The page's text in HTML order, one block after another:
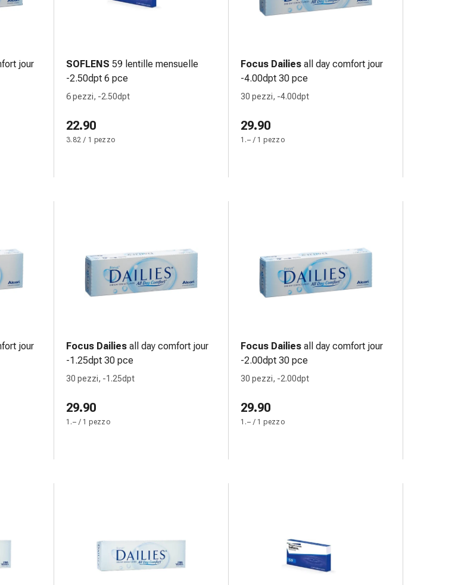
jour
SOFLENS 59 lentille mensuelle
-2.50dpt 6 pce
6 pezzi, -2.50dpt
22.90
3.82 / 1 pezzo
Focus Dailies all day comfort jour
-4.00dpt 30 pce
30 pezzi, -4.00dpt
29.90
1.– / 1 pezzo
jour
Focus Dailies all day comfort jour
-1.25dpt 30 pce
30 pezzi, -1.25dpt
29.90
1.– / 1 pezzo
Focus Dailies all day comfort jour
-2.00dpt 30 pce
30 pezzi, -2.00dpt
29.90
1.– / 1 pezzo